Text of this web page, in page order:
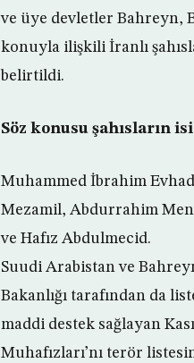
ve üye devletler Bahreyn,
konuyla ilişkili İranlı
belirtildi.
Söz konusu şahısların
Muhammed İbrahim
Mezamil, Abdurrahim
ve Hafız Abdulmecid.
Suudi Arabistan ve
Bakanlığı tarafından da
maddi destek sağlayan
Muhafızları’nı terör